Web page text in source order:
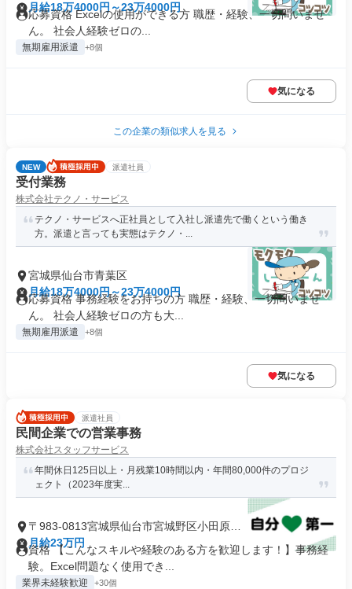
月給18万4000円～23万4000円
応募資格 Excelの使用ができる方 職歴・経験、一切問いませ
ん。 社会人経験ゼロの...
無期雇用派遣 +8個
気になる
この企業の類似求人を見る
NEW 派遣社員
受付業務
株式会社テクノ・サービス
テクノ・サービスへ正社員として入社し派遣先で働くという働き
方。派遣と言っても実態はテクノ・...
宮城県仙台市青葉区
月給18万4000円～23万4000円
応募資格 事務経験をお持ちの方 職歴・経験、一切問いませ
ん。 社会人経験ゼロの方も大...
無期雇用派遣 +8個
気になる
派遣社員
民間企業での営業事務
株式会社スタッフサービス
年間休日125日以上・月残業10時間以内・年間80,000件のプロジ
ェクト（2023年度実...
〒983-0813宮城県仙台市宮城野区小田原牛
小屋丁
月給23万円
資格 【こんなスキルや経験のある方を歓迎します！】事務経
験。Excel問題なく使用でき...
業界未経験歓迎 +30個